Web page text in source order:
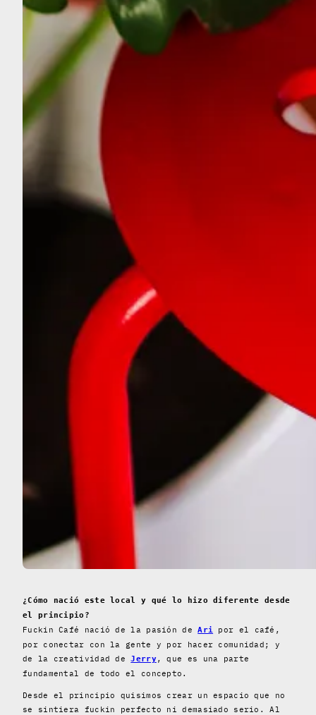
¿Cómo nació este local y qué lo hizo diferente desde
el principio?
Fuckin Café nació de la pasión deAri por el café,
por conectar con la gente y por hacer comunidad; y
de la creatividad deJerry, que es una parte
fundamental de todo el concepto.
Desde el principio quisimos crear un espacio que no
se sintiera fuckin perfecto ni demasiado serio. Al